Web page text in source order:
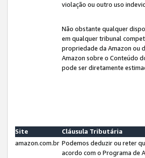
violação ou outro uso
Não obstante qualquer
em qualquer tribunal
propriedade da Amazon ou
Amazon sobre o Conteúdo
pode ser diretamente
Site
Cláusula Tributária
amazon.com.br Podemos deduzir ou reter
acordo com o Programa de